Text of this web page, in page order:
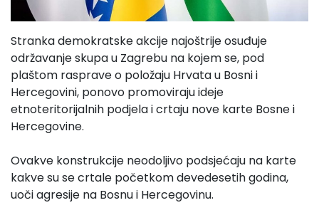
Stranka demokratske akcije najoštrije osuđuje
održavanje skupa u Zagrebu na kojem se, pod
plaštom rasprave o položaju Hrvata u Bosni i
Hercegovini, ponovo promoviraju ideje
etnoteritorijalnih podjela i crtaju nove karte Bosne i
Hercegovine.
Ovakve konstrukcije neodoljivo podsjećaju na karte
kakve su se crtale početkom devedesetih godina,
uoči agresije na Bosnu i Hercegovinu.